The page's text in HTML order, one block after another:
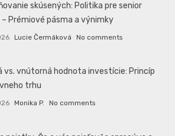
skúsených: Politika pre senior
Prémiové pásma a výnimky
Lucie Čermáková No comments
vs. vnútorná hodnota investície: Princíp
trhu
Monika P. No comments